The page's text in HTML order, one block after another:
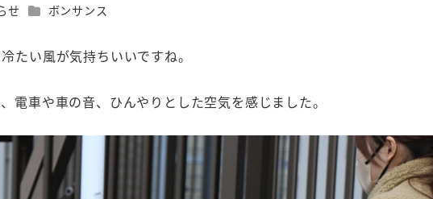
せ カテゴリー
ボンサンス
たい風が気持ちいいですね。
電車や車の音、ひんやりとした空気を感じました。